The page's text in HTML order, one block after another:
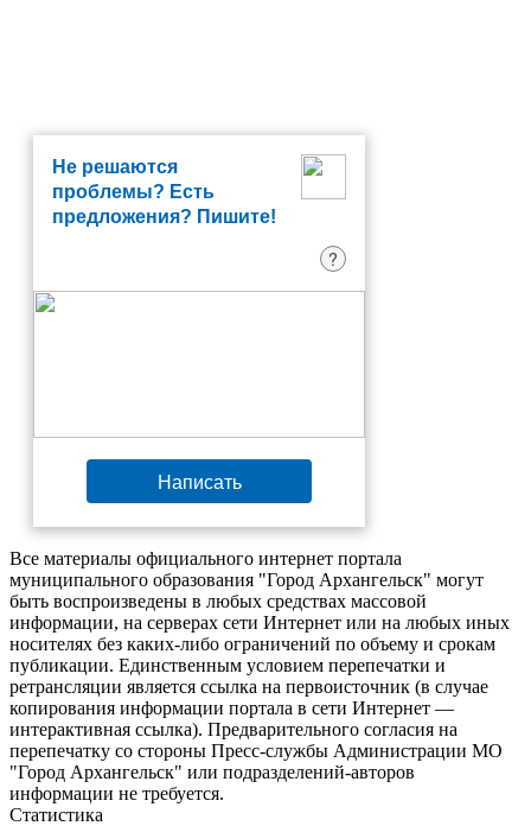
Не решаются
проблемы? Есть
предложения? Пишите!
?
Написать
Все материалы официального интернет портала
муниципального образования "Город Архангельск" могут
быть воспроизведены в любых средствах массовой
информации, на серверах сети Интернет или на любых иных
носителях без каких-либо ограничений по объему и срокам
публикации. Единственным условием перепечатки и
ретрансляции является ссылка на первоисточник (в случае
копирования информации портала в сети Интернет —
интерактивная ссылка). Предварительного согласия на
перепечатку со стороны Пресс-службы Администрации МО
"Город Архангельск" или подразделений-авторов
информации не требуется.
Статистика